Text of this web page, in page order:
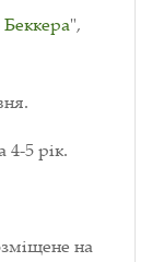
Беккера",
5 рік.
на